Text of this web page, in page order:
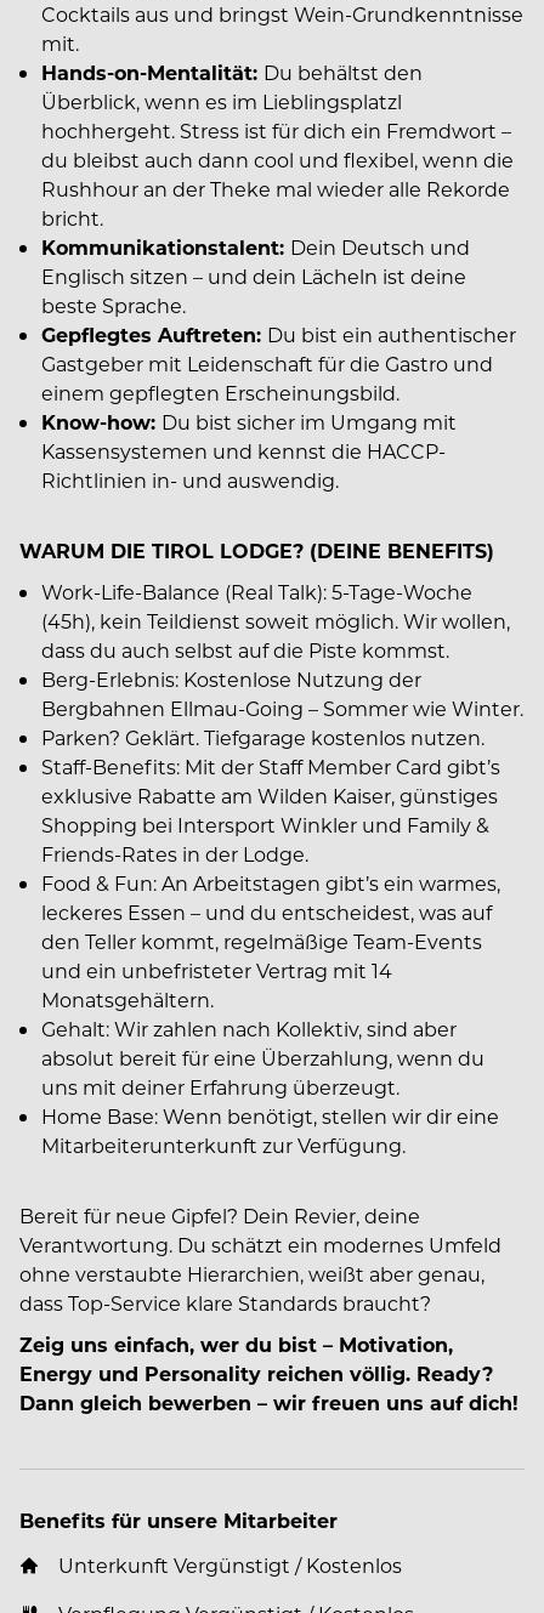
Cocktails aus und bringst Wein-Grundkenntnisse
mit.
Hands-on-Mentalität: Du behältst den
Überblick, wenn es im Lieblingsplatzl
hochhergeht. Stress ist für dich ein Fremdwort –
du bleibst auch dann cool und flexibel, wenn die
Rushhour an der Theke mal wieder alle Rekorde
bricht.
Kommunikationstalent: Dein Deutsch und
Englisch sitzen – und dein Lächeln ist deine
beste Sprache.
Gepflegtes Auftreten: Du bist ein authentischer
Gastgeber mit Leidenschaft für die Gastro und
einem gepflegten Erscheinungsbild.
Know-how: Du bist sicher im Umgang mit
Kassensystemen und kennst die HACCP-
Richtlinien in- und auswendig.
WARUM DIE TIROL LODGE? (DEINE BENEFITS)
Work-Life-Balance (Real Talk): 5-Tage-Woche
(45h), kein Teildienst soweit möglich. Wir wollen,
dass du auch selbst auf die Piste kommst.
Berg-Erlebnis: Kostenlose Nutzung der
Bergbahnen Ellmau-Going – Sommer wie Winter.
Parken? Geklärt. Tiefgarage kostenlos nutzen.
Staff-Benefits: Mit der Staff Member Card gibt’s
exklusive Rabatte am Wilden Kaiser, günstiges
Shopping bei Intersport Winkler und Family &
Friends-Rates in der Lodge.
Food & Fun: An Arbeitstagen gibt’s ein warmes,
leckeres Essen – und du entscheidest, was auf
den Teller kommt, regelmäßige Team-Events
und ein unbefristeter Vertrag mit 14
Monatsgehältern.
Gehalt: Wir zahlen nach Kollektiv, sind aber
absolut bereit für eine Überzahlung, wenn du
uns mit deiner Erfahrung überzeugt.
Home Base: Wenn benötigt, stellen wir dir eine
Mitarbeiterunterkunft zur Verfügung.
Bereit für neue Gipfel? Dein Revier, deine
Verantwortung. Du schätzt ein modernes Umfeld
ohne verstaubte Hierarchien, weißt aber genau,
dass Top-Service klare Standards braucht?
Zeig uns einfach, wer du bist – Motivation,
Energy und Personality reichen völlig. Ready?
Dann gleich bewerben – wir freuen uns auf dich!
Benefits für unsere Mitarbeiter
Unterkunft Vergünstigt / Kostenlos